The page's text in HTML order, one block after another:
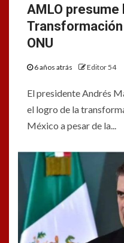
AMLO presume
ONU
6 años atrás Editor 54
El presidente Andrés
el logro de la
México a pesar de la...